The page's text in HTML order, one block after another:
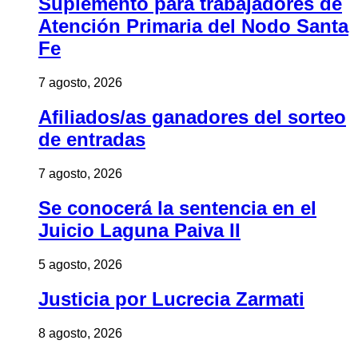
Atención Primaria del Nodo Santa
Fe
7 agosto, 2026
Afiliados/as ganadores del sorteo
de entradas
7 agosto, 2026
Se conocerá la sentencia en el
Juicio Laguna Paiva II
5 agosto, 2026
Justicia por Lucrecia Zarmati
8 agosto, 2026